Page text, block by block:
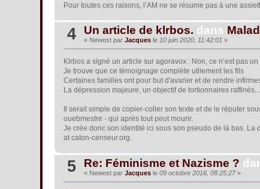
Pour toutes ces raisons, l’AM ne se résume pas à une
4 Un article de klrbos. dans
« Newest parJacques le 10 juin 2020, 11:42:01 »
Klrbos a signé un article sur agoravox : Non, ce n’est pas
Je trouve que ce témoignage complète utilement les fils
Certaines familles ont pour but d'avarier et de rendre
La dépression majeure, un objectif de tortionnaires raffinés...
Il serait simple de copier-coller son texte et de le réputer
ouebmestre - qui après tout peut mourir.
Je crée donc son identité ici sous son pseudo de là bas.
at caton-censeur.org.
5 Re: Féminisme et Nazisme ?
« Newest parJacques le 09 octobre 2016, 08:25:27»